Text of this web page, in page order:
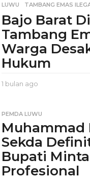
g
u
g
LUWU ,TAMBANG EMAS
Bajo Barat
Tambang
Warga
Hukum
1 bulan ago
l
n
a
g
o
PEMDA LUWU
Muhammad
Sekda
Bupati
Profesional